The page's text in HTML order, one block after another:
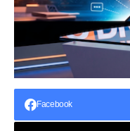
Facebook